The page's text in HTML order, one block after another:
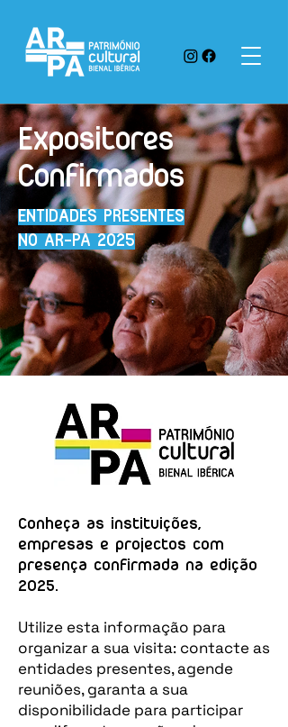
Expositores
Confirmados
ENTIDADES PRESENTES
NO AR-PA 2025
Conheça as instituições,
empresas e projectos com
presença confirmada na edição
2025.
Utilize esta informação para
organizar a sua visita: contacte as
entidades presentes, agende
reuniões, garanta a sua
disponibilidade para participar